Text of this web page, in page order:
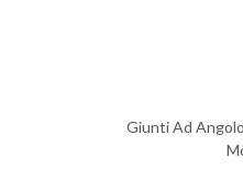
Giunti Ad